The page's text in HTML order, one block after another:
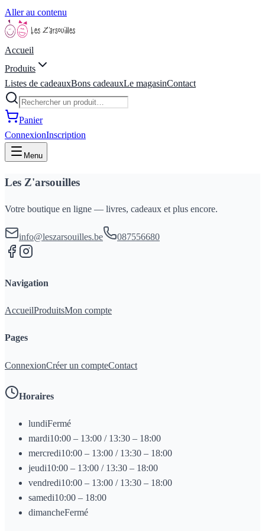
Aller au contenu
Accueil
Produits
Listes de cadeauxBons cadeauxLe magasinContact
Panier
ConnexionInscription
Menu
Les Z'arsouilles
Votre boutique en ligne — livres, cadeaux et plus encore.
info@leszarsouilles.be 087556680
Navigation
AccueilProduitsMon compte
Pages
ConnexionCréer un compteContact
Horaires
lundiFermé
mardi10:00 – 13:00 / 13:30 – 18:00
mercredi10:00 – 13:00 / 13:30 – 18:00
jeudi10:00 – 13:00 / 13:30 – 18:00
vendredi10:00 – 13:00 / 13:30 – 18:00
samedi10:00 – 18:00
dimancheFermé